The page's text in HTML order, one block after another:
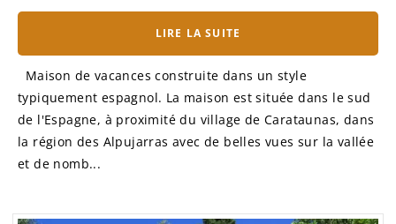
LIRE LA SUITE
Maison de vacances construite dans un style
typiquement espagnol. La maison est située dans le sud
de l'Espagne, à proximité du village de Carataunas, dans
la région des Alpujarras avec de belles vues sur la vallée
et de nomb...